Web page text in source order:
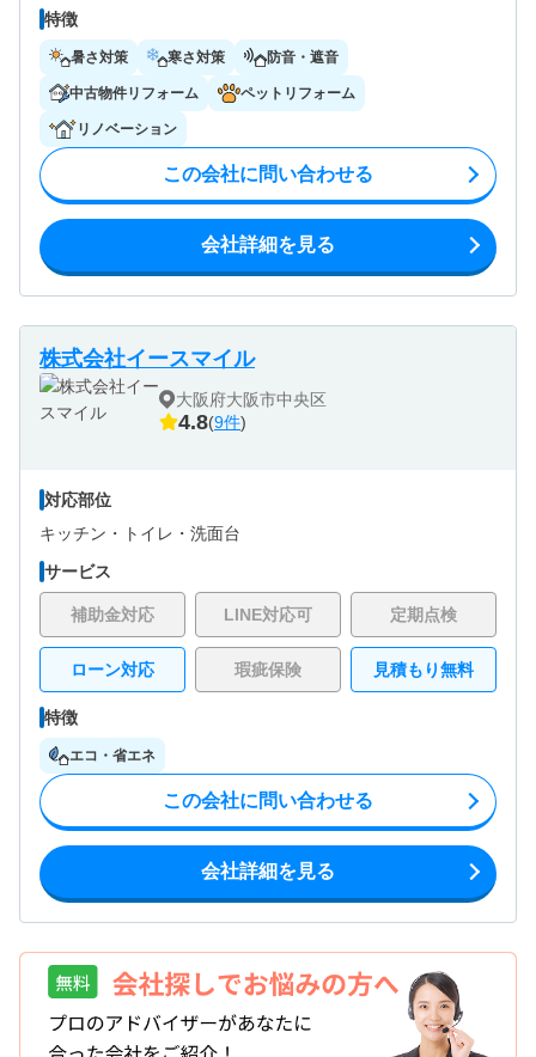
特徴
暑さ対策 寒さ対策 防音・遮音
中古物件リフォーム ペットリフォーム
リノベーション
この会社に問い合わせる
会社詳細を見る
株式会社イースマイル
大阪府大阪市中央区
4.8(9件)
対応部位
キッチン・
トイレ・ 洗面台
サービス
補助金対応 LINE対応可 定期点検
ローン対応 瑕疵保険 見積もり無料
特徴
エコ・省エネ
この会社に問い合わせる
会社詳細を見る